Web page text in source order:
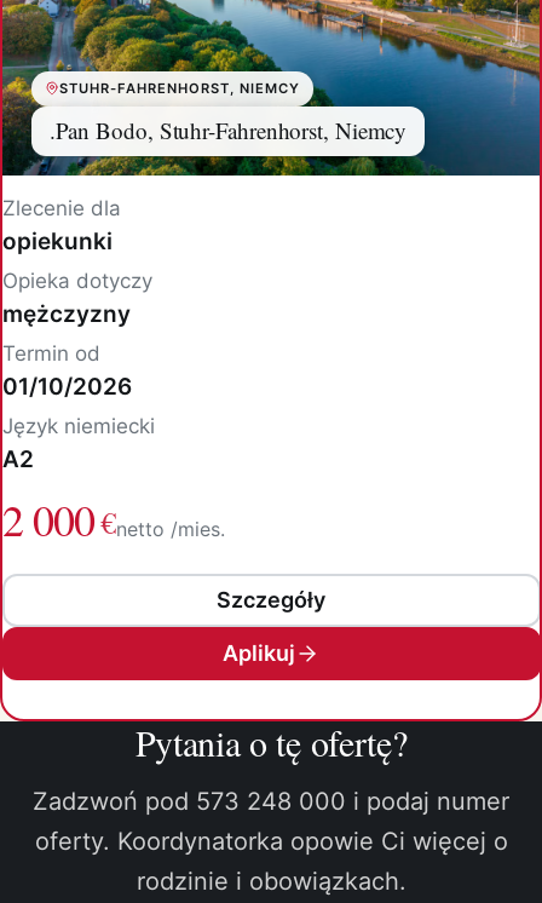
STUHR-FAHRENHORST, NIEMCY
.Pan Bodo, Stuhr-Fahrenhorst, Niemcy
Zlecenie dla
opiekunki
Opieka dotyczy
mężczyzny
Termin od
01/10/2026
Język niemiecki
A2
2 000€netto /mies.
Szczegóły
Aplikuj
Pytania o tę ofertę?
Zadzwoń pod 573 248 000 i podaj numer
oferty. Koordynatorka opowie Ci więcej o
rodzinie i obowiązkach.